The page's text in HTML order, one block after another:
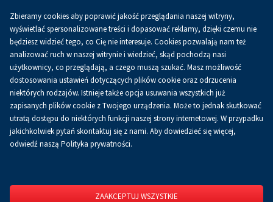
0.00 złKoszykPL
Strona główna O firmie Aktualności
Aktualności
Zbieramy cookies aby poprawić jakość przeglądania naszej witryny,
wyświetlać spersonalizowane treści i dopasować reklamy, dzięki czemu nie
będziesz widzieć tego, co Cię nie interesuje. Cookies pozwalają nam też
analizować ruch w naszej witrynie i wiedzieć, skąd pochodzą nasi
użytkownicy, co przeglądają, a czego muszą szukać. Masz możliwość
dostosowania ustawień dotyczących plików cookie oraz odrzucenia
niektórych rodzajów. Istnieje także opcja usuwania wszystkich już
zapisanych plików cookie z Twojego urządzenia. Może to jednak skutkować
utratą dostępu do niektórych funkcji naszej strony internetowej. W przypadku
jakichkolwiek pytań skontaktuj się z nami. Aby dowiedzieć się więcej,
odwiedź naszą Polityka prywatności.
ZAAKCEPTUJ WSZYSTKIE